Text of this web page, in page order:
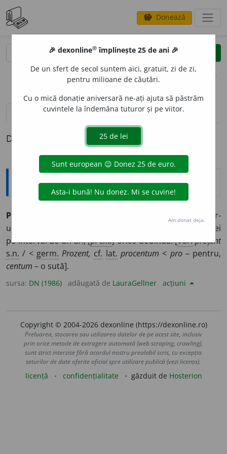
savings Donează
clear
opțiuni
definiții (1) pronunțievolume_up (50)
Definiția cu ID-ul 433496:
Explicative DEX
PROC
Parte raportată la o sută de părți dintr-
un întreg; sutime.
Dobîndă calculată la o sută de lei
pe interval de un an; (p. ext.) orice dobîndă. [Var. proțent
s.n. / < germ. Prozent, cf. lat. procentum < pro– pentru,
centum – o sută].
sursa: DN (1986) adăugată de LauraGellner acțiuni
Copyright © 2004-2026 dexonline (https://dexonline.ro)
Preluarea, stocarea sau utilizarea datelor de pe acest site, inclusiv
prin orice metode de extragere automată (web scraping, crawling),
sunt strict interzise fără acordul nostru prealabil scris, cu excepția
seturilor de date oferite oficial spre utilizare publică (vezi licența).
licență confidențialitate găzduit de Hosterion
🎉 dexonline® împlinește 25 de ani 🎉
De un sfert de secol suntem aici, gratuit, zi de zi,
pentru milioane de căutări.
Cu o mică donație aniversară ne-ați ajuta să păstrăm
cuvintele la îndemâna tuturor și pe viitor.
Am donat deja.